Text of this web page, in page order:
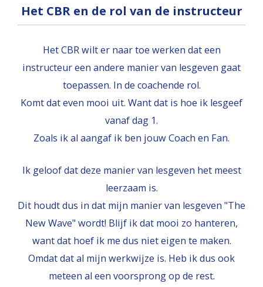
Het CBR en de rol van de instructeur
Het CBR wilt er naar toe werken dat een
instructeur een andere manier van lesgeven gaat
toepassen. In de coachende rol.
Komt dat even mooi uit. Want dat is hoe ik lesgeef
vanaf dag 1.
Zoals ik al aangaf ik ben jouw Coach en Fan.
Ik geloof dat deze manier van lesgeven het meest
leerzaam is.
Dit houdt dus in dat mijn manier van lesgeven "The
New Wave" wordt! Blijf ik dat mooi zo hanteren,
want dat hoef ik me dus niet eigen te maken.
Omdat dat al mijn werkwijze is. Heb ik dus ook
meteen al een voorsprong op de rest.